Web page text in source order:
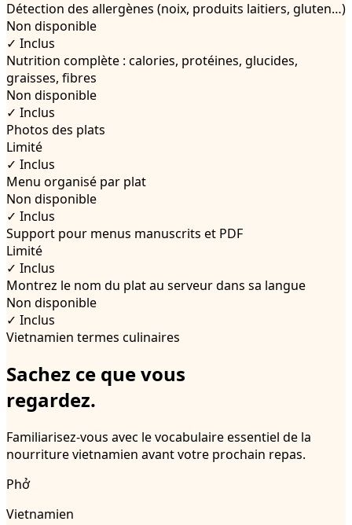
Détection des allergènes (noix, produits laitiers, gluten…)
Non disponible
✓ Inclus
Nutrition complète : calories, protéines, glucides,
graisses, fibres
Non disponible
✓ Inclus
Photos des plats
Limité
✓ Inclus
Menu organisé par plat
Non disponible
✓ Inclus
Support pour menus manuscrits et PDF
Limité
✓ Inclus
Montrez le nom du plat au serveur dans sa langue
Non disponible
✓ Inclus
Vietnamien termes culinaires
Sachez ce que vous
regardez.
Familiarisez-vous avec le vocabulaire essentiel de la
nourriture vietnamien avant votre prochain repas.
Phở
Vietnamien